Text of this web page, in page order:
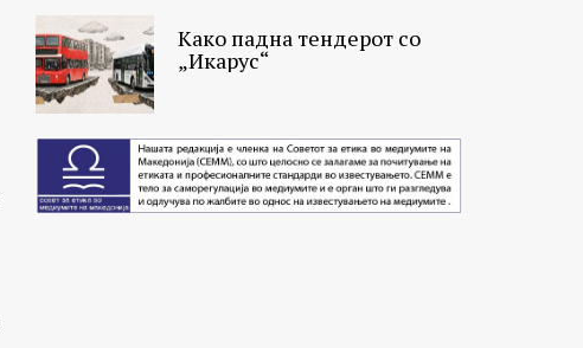
Како падна тендерот со
„Икарус“